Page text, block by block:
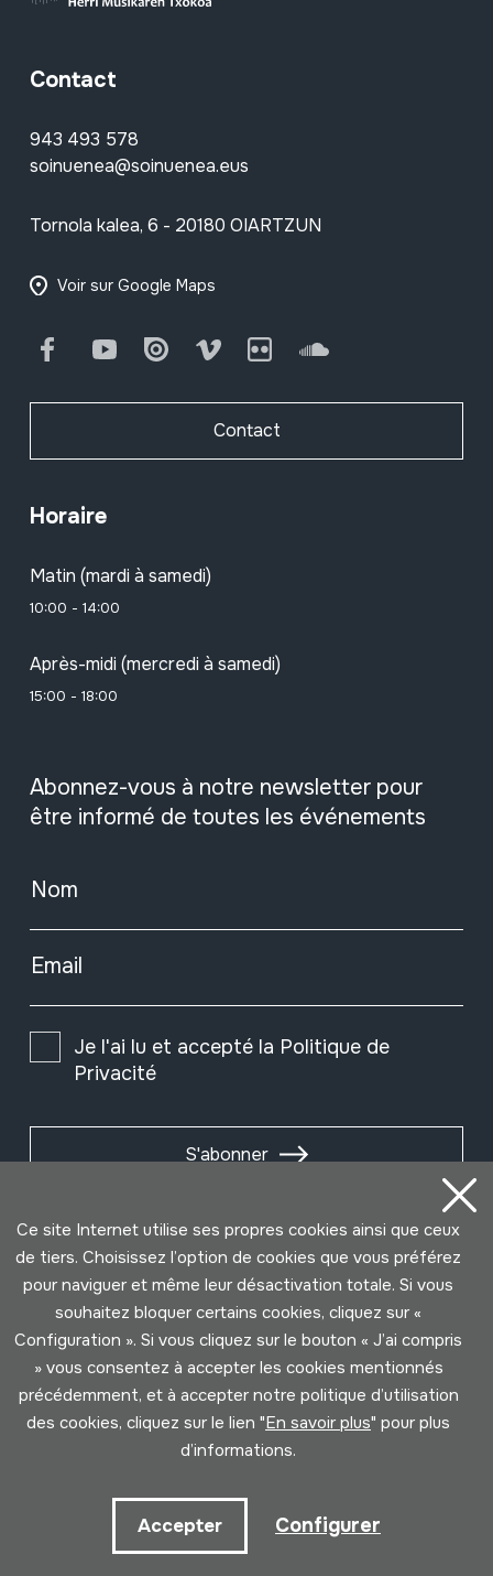
Contact
943 493 578
soinuenea@soinuenea.eus
Tornola kalea, 6 - 20180 OIARTZUN
Voir sur Google Maps
FacebookYoutube Issuu Vimeo Flickr SoundCloud
Contact
Horaire
Matin (mardi à samedi)
10:00 - 14:00
Après-midi (mercredi à samedi)
15:00 - 18:00
Abonnez-vous à notre newsletter pour
être informé de toutes les événements
Nom
Email
Je l'ai lu et accepté la Politique de
Privacité
S'abonner
Développé par Lotura
Ce site Internet utilise ses propres cookies ainsi que ceux
de tiers. Choisissez l’option de cookies que vous préférez
pour naviguer et même leur désactivation totale. Si vous
souhaitez bloquer certains cookies, cliquez sur «
Configuration ». Si vous cliquez sur le bouton « J’ai compris
» vous consentez à accepter les cookies mentionnés
précédemment, et à accepter notre politique d’utilisation
des cookies, cliquez sur le lien "En savoir plus" pour plus
d’informations.
Accepter Configurer